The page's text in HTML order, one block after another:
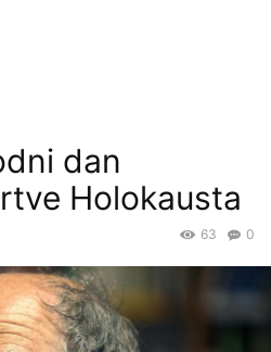
dan
Holokausta
0
63